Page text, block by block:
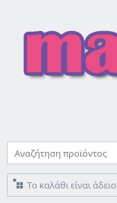
Το καλάθι είναι άδειο